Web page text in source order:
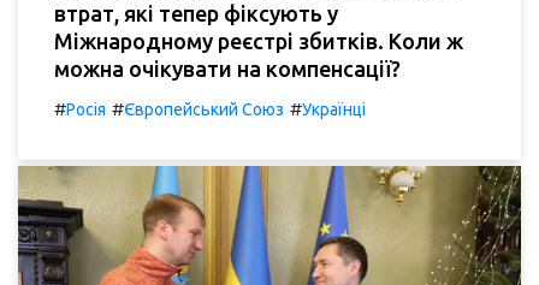
втрат, які тепер фіксують у
Міжнародному реєстрі збитків. Коли ж
можна очікувати на компенсації?
#Росія #Європейський Союз #Українці